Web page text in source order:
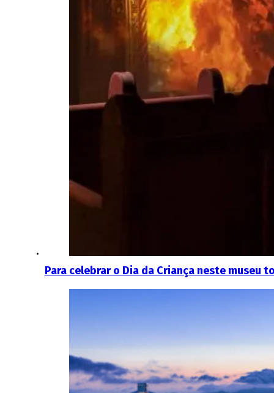
Para celebrar o Dia da Criança neste museu